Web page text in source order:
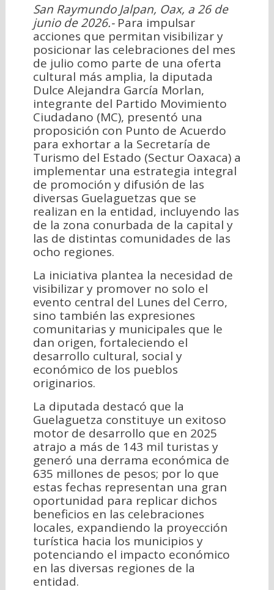
San Raymundo Jalpan, Oax, a 26 de
junio de 2026.-Para impulsar
acciones que permitan visibilizar y
posicionar las celebraciones del mes
de julio como parte de una oferta
cultural más amplia, la diputada
Dulce Alejandra García Morlan,
integrante del Partido Movimiento
Ciudadano (MC), presentó una
proposición con Punto de Acuerdo
para exhortar a la Secretaría de
Turismo del Estado (Sectur Oaxaca) a
implementar una estrategia integral
de promoción y difusión de las
diversas Guelaguetzas que se
realizan en la entidad, incluyendo las
de la zona conurbada de la capital y
las de distintas comunidades de las
ocho regiones.
La iniciativa plantea la necesidad de
visibilizar y promover no solo el
evento central del Lunes del Cerro,
sino también las expresiones
comunitarias y municipales que le
dan origen, fortaleciendo el
desarrollo cultural, social y
económico de los pueblos
originarios.
La diputada destacó que la
Guelaguetza constituye un exitoso
motor de desarrollo que en 2025
atrajo a más de 143 mil turistas y
generó una derrama económica de
635 millones de pesos; por lo que
estas fechas representan una gran
oportunidad para replicar dichos
beneficios en las celebraciones
locales, expandiendo la proyección
turística hacia los municipios y
potenciando el impacto económico
en las diversas regiones de la
entidad.